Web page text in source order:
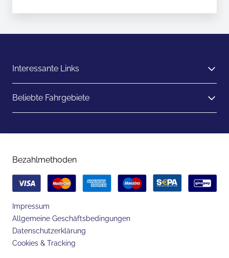
Interessante Links
Beliebte Fahrgebiete
Bezahlmethoden
Impressum
Allgemeine Geschäftsbedingungen
Datenschutzerklärung
Cookies & Tracking